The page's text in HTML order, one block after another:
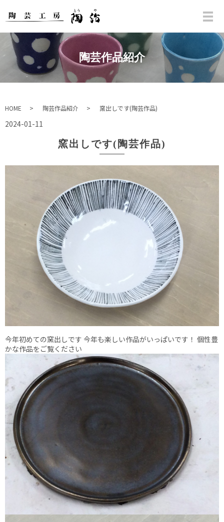
陶芸作品紹介
HOME 陶芸作品紹介 窯出しです(陶芸作品)
2024-01-11
窯出しです(陶芸作品)
今年初めての窯出しです 今年も楽しい作品がいっぱいです！ 個性豊
かな作品をご覧ください